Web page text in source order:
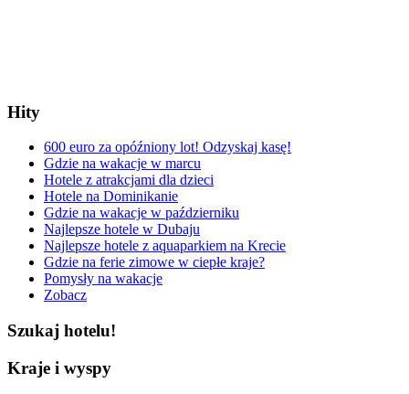
Hity
600 euro za opóźniony lot! Odzyskaj kasę!
Gdzie na wakacje w marcu
Hotele z atrakcjami dla dzieci
Hotele na Dominikanie
Gdzie na wakacje w październiku
Najlepsze hotele w Dubaju
Najlepsze hotele z aquaparkiem na Krecie
Gdzie na ferie zimowe w ciepłe kraje?
Pomysły na wakacje
Zobacz
Szukaj hotelu!
Kraje i wyspy